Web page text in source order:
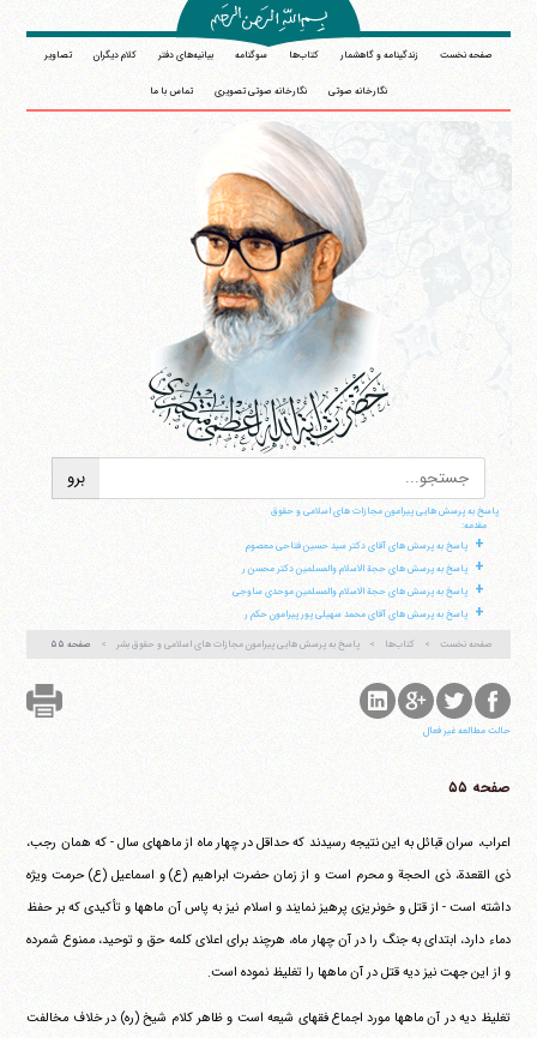
صفحه نخست زندگینامه و گاهشمار کتاب‌ها سوگنامه بیانیه‌های دفتر کلام دیگران تصاویر
نگارخانه صوتی نگارخانه صوتی تصویری تماس با ما
پاسخ به پرسش هایی پیرامون مجازات های اسلامی و حقوق
مقدمه:
+ پاسخ به پرسش های آقای دکتر سید حسین فتاحی معصوم
+ پاسخ به پرسش های حجة الاسلام والمسلمین دکتر محسن ر
+ پاسخ به پرسش های حجة الاسلام والمسلمین موحدی ساوجی
+ پاسخ به پرسش های آقای محمد سهیلی پور پیرامون حکم ر
صفحه نخست کتاب‌ها پاسخ به پرسش هایی پیرامون مجازات های اسلامی و حقوق بشر صفحه ۵۵
حالت مطالعه غیر فعال
صفحه ۵۵
اعراب، سران قبائل به این نتیجه رسیدند که حداقل در چهار ماه از ماههای سال - که همان رجب،
ذی القعدة، ذی الحجة و محرم است و از زمان حضرت ابراهیم (ع) و اسماعیل (ع) حرمت ویژه
داشته است - از قتل و خونریزی پرهیز نمایند و اسلام نیز به پاس آن ماهها و تأکیدی که بر حفظ
دماء دارد، ابتدای به جنگ را در آن چهار ماه، هرچند برای اعلای کلمه حق و توحید، ممنوع شمرده
و از این جهت نیز دیه قتل در آن ماهها را تغلیظ نموده است.
تغلیظ دیه در آن ماهها مورد اجماع فقهای شیعه است و ظاهر کلام شیخ (ره) در خلاف مخالفت
آیت‌الله منتظری
وب سایت رسمی آیت‌الله منتظری
، ، میدان مصلّی، بلوار شهید محمّد منتظری، كوچه
شماره ٨ کد پستی: 3713744381